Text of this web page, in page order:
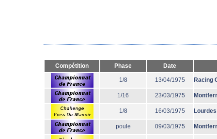
Compétition Phase Date
1/8 13/04/1975 Racing
1/16 23/03/1975
1/8 16/03/1975 Lourdes
poule 09/03/1975